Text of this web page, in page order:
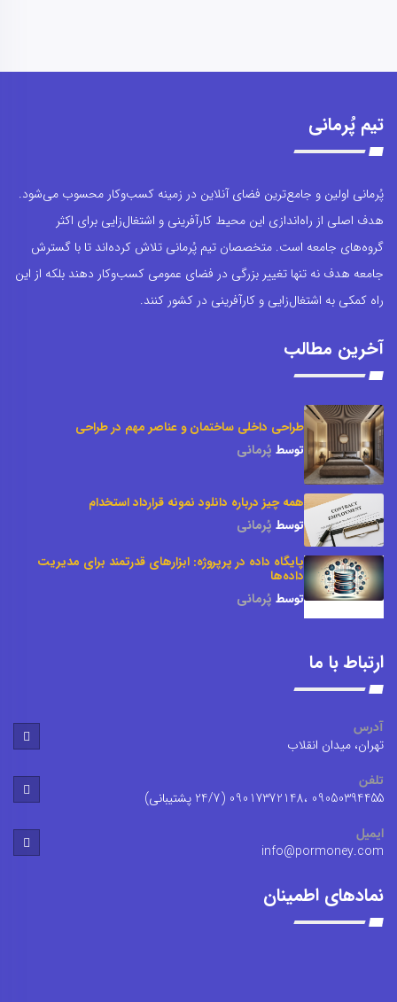
تیم پُرمانی
پُرمانی اولین و جامع‌ترین فضای آنلاین در زمینه کسب‌وکار محسوب می‌شود.
هدف اصلی از راه‌اندازی این محیط کارآفرینی و اشتغال‌زایی برای اکثر
گروه‌های جامعه است. متخصصان تیم پُرمانی تلاش کرده‌اند تا با گسترش
جامعه هدف نه تنها تغییر بزرگی در فضای عمومی کسب‌وکار دهند بلکه از این
راه کمکی به اشتغال‌زایی و کارآفرینی در کشور کنند.
آخرین مطالب
طراحی داخلی ساختمان و عناصر مهم در طراحی
توسط پُرمانی
همه چیز درباره دانلود نمونه قرارداد استخدام
توسط پُرمانی
پایگاه داده در پرپروژه: ابزارهای قدرتمند برای مدیریت
داده‌ها
توسط پُرمانی
ارتباط با ما
آدرس
تهران، میدان انقلاب
تلفن
09050394455 ،09017372148 (24/7 پشتیبانی)
ایمیل
info@pormoney.com
نمادهای اطمینان